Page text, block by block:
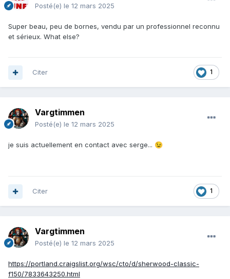
Posté(e) le 12 mars 2025
Super beau, peu de bornes, vendu par un professionnel reconnu
et sérieux. What else?
1
Citer
Vargtimmen
Posté(e) le 12 mars 2025
je suis actuellement en contact avec serge... 😉
1
Citer
Vargtimmen
Posté(e) le 12 mars 2025
https://portland.craigslist.org/wsc/cto/d/sherwood-classic-
f150/7833643250.html